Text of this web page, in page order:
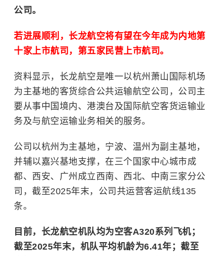
公司。
若进展顺利，长龙航空将有望在今年成为内地第
十家上市航司，第五家民营上市航司。
资料显示，长龙航空是唯一以杭州萧山国际机场
为主基地的客货综合公共运输航空公司，公司主
要从事中国境内、港澳台及国际航空客货运输业
务及与航空运输业务相关的服务。
公司以杭州为主基地，宁波、温州为副主基地，
并辅以嘉兴基地支撑，在三个国家中心城市成
都、西安、广州成立西南、西北、中南三家分公
司，截至2025年末，公司共运营客运航线135
条。
目前，长龙航空机队均为空客A320系列飞机；
截至2025年末，机队平均机龄为6.41年；截至